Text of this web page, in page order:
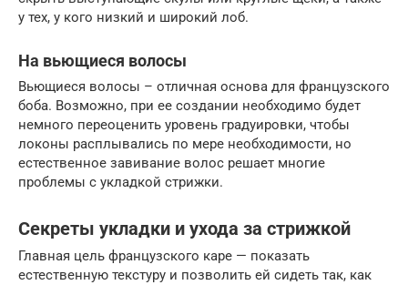
у тех, у кого низкий и широкий лоб.
На вьющиеся волосы
Вьющиеся волосы – отличная основа для французского
боба. Возможно, при ее создании необходимо будет
немного переоценить уровень градуировки, чтобы
локоны расплывались по мере необходимости, но
естественное завивание волос решает многие
проблемы с укладкой стрижки.
Секреты укладки и ухода за стрижкой
Главная цель французского каре — показать
естественную текстуру и позволить ей сидеть так, как